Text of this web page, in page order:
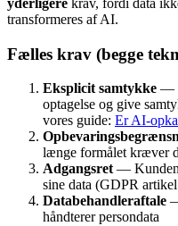
transformeres af AI.
Fælles krav (begge
Eksplicit samtykke —
optagelse og give
vores guide: Er AI-
længe formålet kræver
Adgangsret — Kunden
sine data (GDPR
Databehandleraftale
håndterer persondata